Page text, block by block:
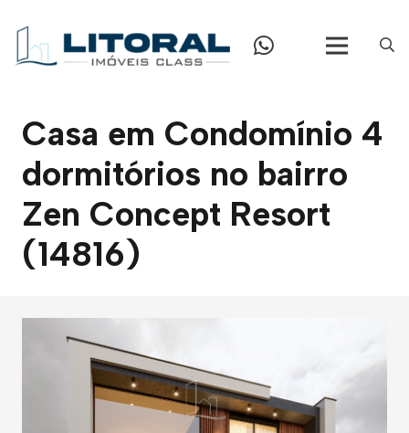
Casa em Condomínio 4
dormitórios no bairro
Zen Concept Resort
(14816)